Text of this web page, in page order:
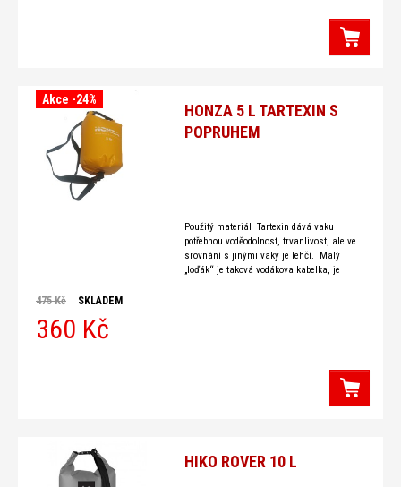
HONZA 5 L TARTEXIN S
POPRUHEM
Akce -24%
Použitý materiál Tartexin dává vaku
potřebnou voděodolnost, trvanlivost, ale ve
srovnání s jinými vaky je lehčí. Malý
„loďák“ je taková vodákova kabelka, je
475 Kč SKLADEM
360 Kč
HIKO ROVER 10 L